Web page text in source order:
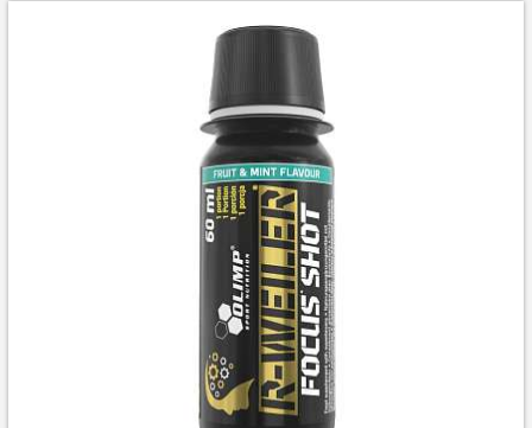
Kontakt
Fitness vybavení
Posilovací stroje